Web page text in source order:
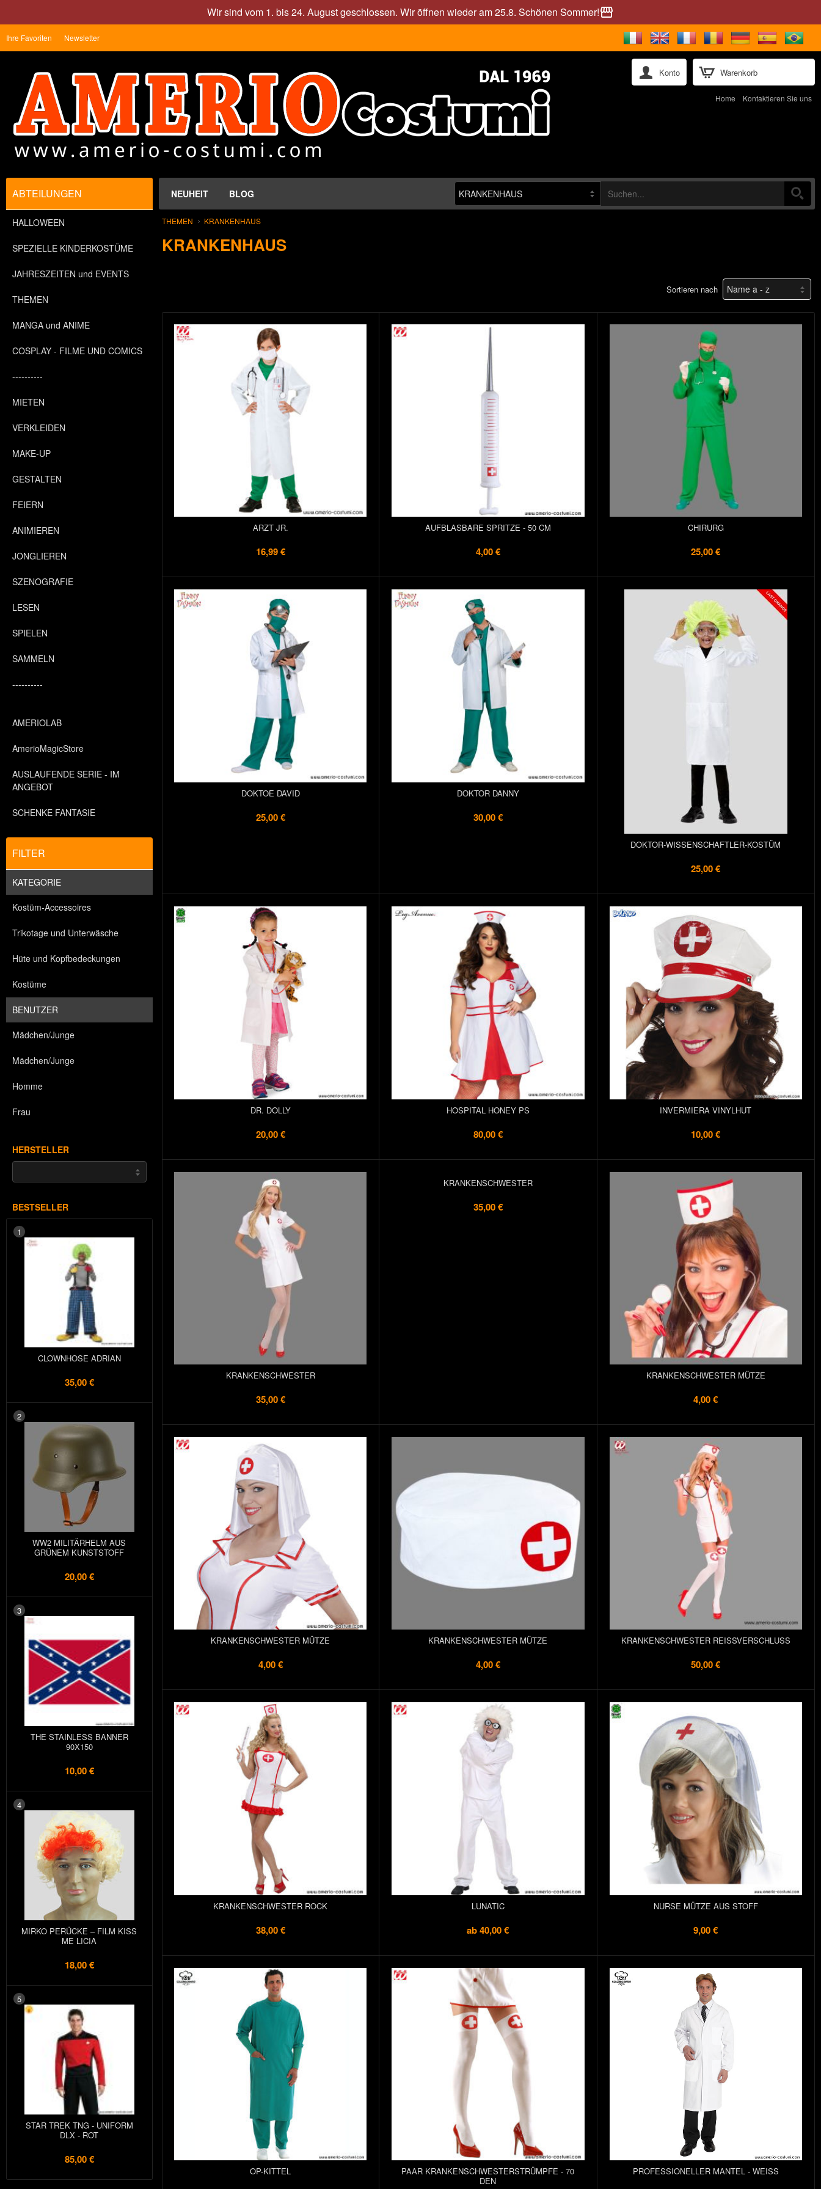
Wir sind vom 1. bis 24. August geschlossen. Wir öffnen wieder am 25.8. Schönen Sommer!storefront
Warenkorb
Ihre Favoriten Newsletter
Konto
Home Kontaktieren Sie uns
NEUHEIT BLOG
ABTEILUNGEN
HALLOWEEN
SPEZIELLE KINDERKOSTÜME
JAHRESZEITEN und EVENTS
THEMEN
MANGA und ANIME
COSPLAY - FILME UND COMICS
----------
MIETEN
VERKLEIDEN
MAKE-UP
GESTALTEN
FEIERN
ANIMIEREN
JONGLIEREN
SZENOGRAFIE
LESEN
SPIELEN
SAMMELN
----------
AMERIOLAB
AmerioMagicStore
AUSLAUFENDE SERIE - IM
ANGEBOT
SCHENKE FANTASIE
FILTER
KATEGORIE
Kostüm-Accessoires
Trikotage und Unterwäsche
Hüte und Kopfbedeckungen
Kostüme
BENUTZER
Mädchen/Junge
Mädchen/Junge
Homme
Frau
HERSTELLER
BESTSELLER
1
CLOWNHOSE ADRIAN
35,00 €
2
WW2 MILITÄRHELM AUS
GRÜNEM KUNSTSTOFF
20,00 €
3
THE STAINLESS BANNER
90X150
10,00 €
4
MIRKO PERÜCKE – FILM KISS
ME LICIA
18,00 €
5
STAR TREK TNG - UNIFORM
DLX - ROT
85,00 €
THEMEN KRANKENHAUS
KRANKENHAUS
Sortieren nach
ARZT JR.
16,99 €
AUFBLASBARE SPRITZE - 50 CM
4,00 €
CHIRURG
25,00 €
DOKTOE DAVID
25,00 €
DOKTOR DANNY
30,00 €
DOKTOR-WISSENSCHAFTLER-KOSTÜM
25,00 €
DR. DOLLY
20,00 €
HOSPITAL HONEY PS
80,00 €
INVERMIERA VINYLHUT
10,00 €
KRANKENSCHWESTER
35,00 €
KRANKENSCHWESTER
35,00 €
KRANKENSCHWESTER MÜTZE
4,00 €
KRANKENSCHWESTER MÜTZE
4,00 €
KRANKENSCHWESTER MÜTZE
4,00 €
KRANKENSCHWESTER REISSVERSCHLUSS
50,00 €
KRANKENSCHWESTER ROCK
38,00 €
LUNATIC
ab40,00 €
NURSE MÜTZE AUS STOFF
9,00 €
OP-KITTEL
PAAR KRANKENSCHWESTERSTRÜMPFE - 70
DEN
PROFESSIONELLER MANTEL - WEISS